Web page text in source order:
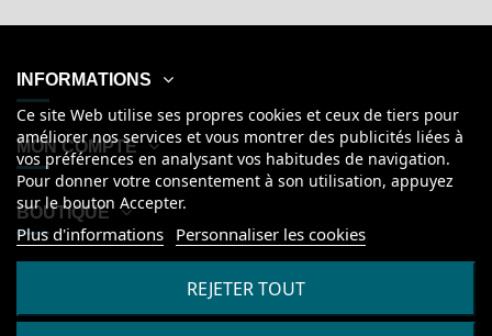
INFORMATIONS
MON COMPTE
BOUTIQUE
Ce site Web utilise ses propres cookies et ceux de tiers pour
améliorer nos services et vous montrer des publicités liées à
vos préférences en analysant vos habitudes de navigation.
Pour donner votre consentement à son utilisation, appuyez
sur le bouton Accepter.
Plus d'informations Personnaliser les cookies
REJETER TOUT